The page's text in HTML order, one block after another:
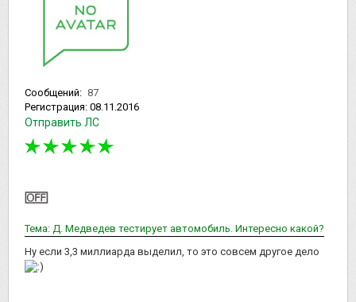
Сообщений: 87
Регистрация: 08.11.2016
Отправить ЛС
Тема: Д. Медведев тестирует автомобиль. Интересно какой?
Ну если 3,3 миллиарда выделил, то это совсем другое дело